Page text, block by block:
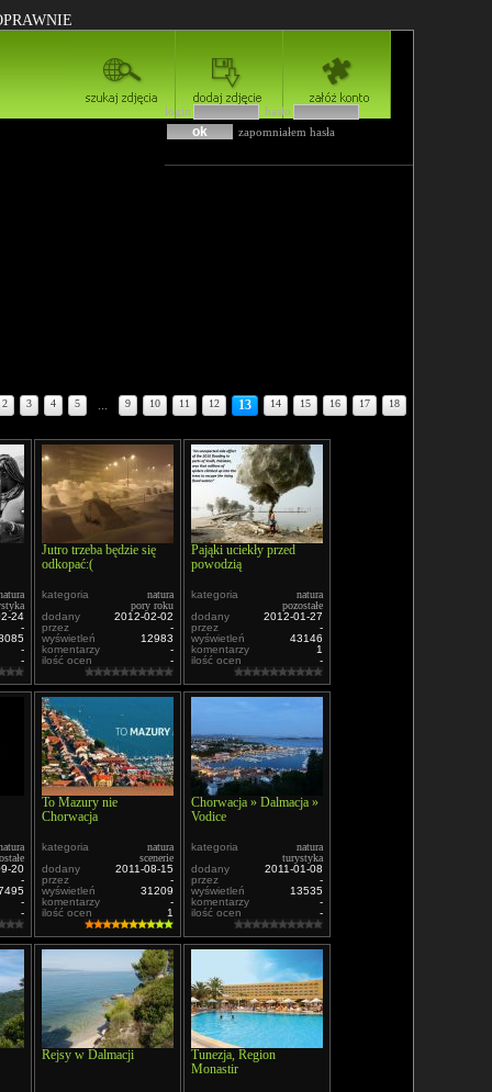
login
hasło
zapomniałem hasła
2 3 4 5 ... 9 10 11 12 13 14 15 16 17 18
24
-
-
-
Jutro trzeba będzie się
odkopać:(
kategoria
natura
pory roku
dodany
2012-02-02
przez
-
wyświetleń
12983
komentarzy
-
ilość ocen
-
Pająki uciekły przed
powodzią
kategoria
natura
pozostałe
dodany
2012-01-27
przez
-
wyświetleń
43146
komentarzy
1
ilość ocen
-
20
-
-
-
To Mazury nie
Chorwacja
kategoria
natura
scenerie
dodany
2011-08-15
przez
-
wyświetleń
31209
komentarzy
-
ilość ocen
1
Chorwacja » Dalmacja »
Vodice
kategoria
natura
turystyka
dodany
2011-01-08
przez
-
wyświetleń
13535
komentarzy
-
ilość ocen
-
Rejsy w Dalmacji
Tunezja, Region
Monastir